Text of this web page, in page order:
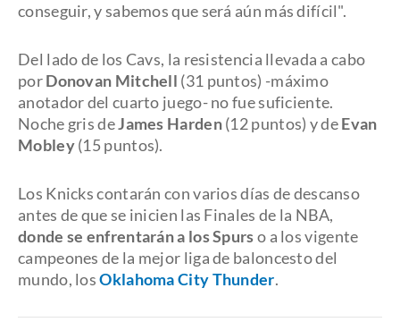
conseguir, y sabemos que será aún más difícil".
Del lado de los Cavs, la resistencia llevada a cabo
porDonovan Mitchell (31 puntos) -máximo
anotador del cuarto juego- no fue suficiente.
Noche gris deJames Harden(12 puntos) y deEvan
Mobley(15 puntos).
Los Knicks contarán con varios días de descanso
antes de que se inicien las Finales de la NBA,
donde se enfrentarán a los Spurso a los vigente
campeones de la mejor liga de baloncesto del
mundo, losOklahoma City Thunder.